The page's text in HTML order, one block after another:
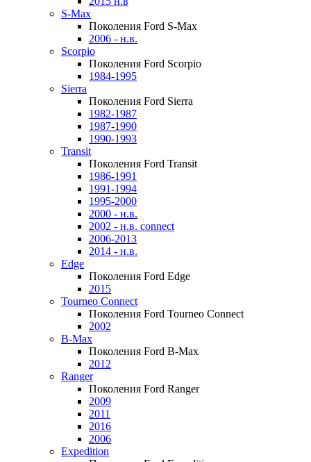
S-Max
Поколения Ford S-Max
2006 - н.в.
Scorpio
Поколения Ford Scorpio
1984-1995
Sierra
Поколения Ford Sierra
1982-1987
1987-1990
1990-1993
Transit
Поколения Ford Transit
1986-1991
1991-1994
1995-2000
2000 - н.в.
2002 - н.в. connect
2006-2013
2014 - н.в.
Edge
Поколения Ford Edge
2015
Tourneo Connect
Поколения Ford Tourneo Connect
2002
B-Max
Поколения Ford B-Max
2012
Ranger
Поколения Ford Ranger
2009
2011
2016
2006
Expedition